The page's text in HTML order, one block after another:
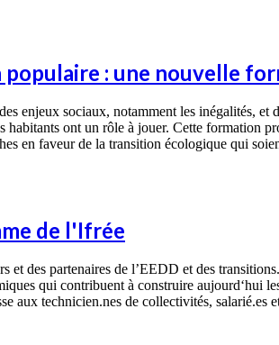
: une nouvelle
enjeux sociaux, notamment les inégalités, et
ont un rôle à jouer. Cette formation
en faveur de la transition écologique qui
de l'Ifrée
et des partenaires de l’EEDD et des
qui contribuent à construire aujourd‘hui
aux technicien.nes de collectivités, salarié.es